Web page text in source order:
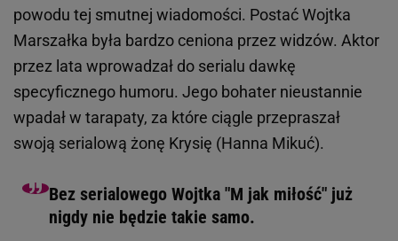
powodu tej smutnej wiadomości. Postać Wojtka
Marszałka była bardzo ceniona przez widzów. Aktor
przez lata wprowadzał do serialu dawkę
specyficznego humoru. Jego bohater nieustannie
wpadał w tarapaty, za które ciągle przepraszał
swoją serialową żonę Krysię (Hanna Mikuć).
Bez serialowego Wojtka "M jak miłość" już
nigdy nie będzie takie samo.